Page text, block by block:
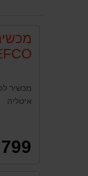
איטליה
799 ₪